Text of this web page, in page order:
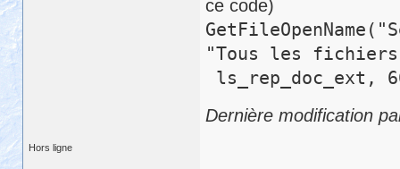
ce code)
"Tous les
Dernière modification
Hors ligne